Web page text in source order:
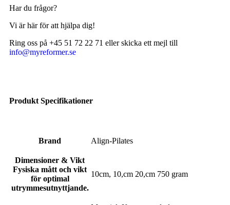
Har du frågor?
Vi är här för att hjälpa dig!
Ring oss på +45 51 72 22 71 eller skicka ett mejl till
info@myreformer.se
Produkt Specifikationer
Brand Align-Pilates
Dimensioner & Vikt
Fysiska mått och vikt
för optimal
utrymmesutnyttjande.
10cm, 10,cm 20,cm 750 gram